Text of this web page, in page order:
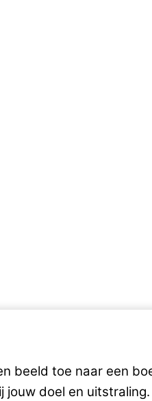
beeld toe naar een
jouw doel en uitstraling.